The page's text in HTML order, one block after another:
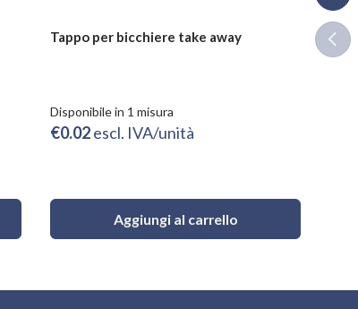
Tappo per bicchiere take away
Disponibile in 1 misura
€0.02escl. IVA/unità
Aggiungi al carrello